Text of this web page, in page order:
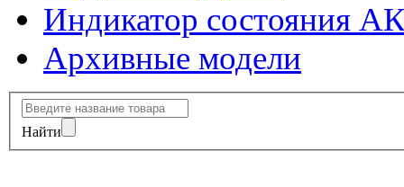
Индикатор состояния
Архивные модели
Найти